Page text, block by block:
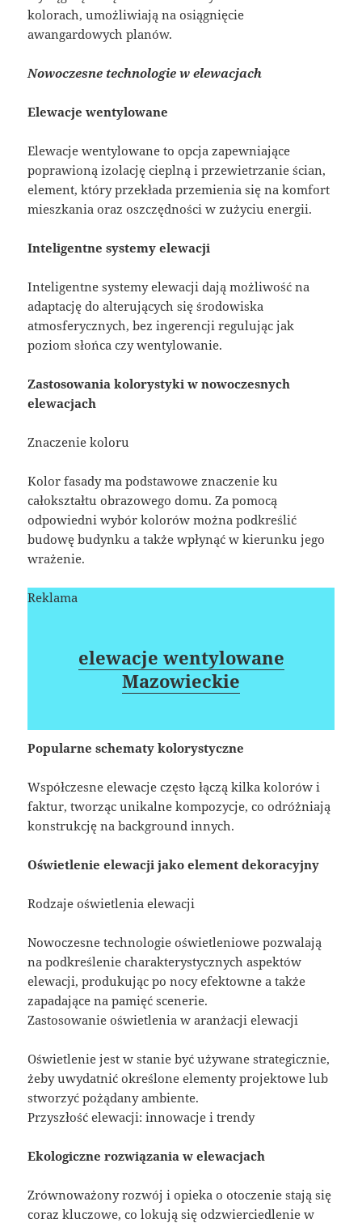
kolorach, umożliwiają na osiągnięcie
awangardowych planów.
Nowoczesne technologie w elewacjach
Elewacje wentylowane
Elewacje wentylowane to opcja zapewniające
poprawioną izolację cieplną i przewietrzanie ścian,
element, który przekłada przemienia się na komfort
mieszkania oraz oszczędności w zużyciu energii.
Inteligentne systemy elewacji
Inteligentne systemy elewacji dają możliwość na
adaptację do alterujących się środowiska
atmosferycznych, bez ingerencji regulując jak
poziom słońca czy wentylowanie.
Zastosowania kolorystyki w nowoczesnych
elewacjach
Znaczenie koloru
Kolor fasady ma podstawowe znaczenie ku
całokształtu obrazowego domu. Za pomocą
odpowiedni wybór kolorów można podkreślić
budowę budynku a także wpłynąć w kierunku jego
wrażenie.
Reklama
elewacje wentylowane
Mazowieckie
Popularne schematy kolorystyczne
Współczesne elewacje często łączą kilka kolorów i
faktur, tworząc unikalne kompozycje, co odróżniają
konstrukcję na background innych.
Oświetlenie elewacji jako element dekoracyjny
Rodzaje oświetlenia elewacji
Nowoczesne technologie oświetleniowe pozwalają
na podkreślenie charakterystycznych aspektów
elewacji, produkując po nocy efektowne a także
zapadające na pamięć scenerie.
Zastosowanie oświetlenia w aranżacji elewacji
Oświetlenie jest w stanie być używane strategicznie,
żeby uwydatnić określone elementy projektowe lub
stworzyć pożądany ambiente.
Przyszłość elewacji: innowacje i trendy
Ekologiczne rozwiązania w elewacjach
Zrównoważony rozwój i opieka o otoczenie stają się
coraz kluczowe, co lokują się odzwierciedlenie w